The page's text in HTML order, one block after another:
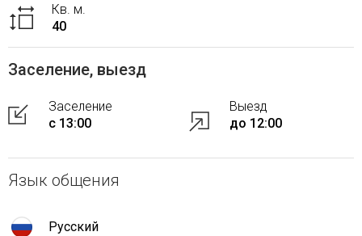
Кв. м.
40
Заселение, выезд
Заселение
с 13:00
Выезд
до 12:00
Язык общения
Русский